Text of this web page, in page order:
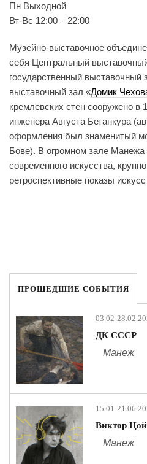
Пн Выходной
Вт-Вс 12:00 – 22:00
Музейно-выставочное
себя Центральный
государственный выставочный
выставочный зал «Домик
кремлевских стен сооружено в
инженера Августа Бетанкура
оформления был знаменитый
Бове). В огромном зале Манежа
современного искусства,
ретроспективные показы
ПРОШЕДШИЕ СОБЫТИЯ
03.02-
ДК СССР
Манеж
15.01-
Виктор
Манеж